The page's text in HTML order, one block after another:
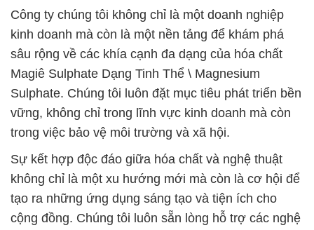
Công ty chúng tôi không chỉ là một doanh nghiệp
kinh doanh mà còn là một nền tảng để khám phá
sâu rộng về các khía cạnh đa dạng của hóa chất
Magiê Sulphate Dạng Tinh Thể \ Magnesium
Sulphate. Chúng tôi luôn đặt mục tiêu phát triển bền
vững, không chỉ trong lĩnh vực kinh doanh mà còn
trong việc bảo vệ môi trường và xã hội.
Sự kết hợp độc đáo giữa hóa chất và nghệ thuật
không chỉ là một xu hướng mới mà còn là cơ hội để
tạo ra những ứng dụng sáng tạo và tiện ích cho
cộng đồng. Chúng tôi luôn sẵn lòng hỗ trợ các nghệ